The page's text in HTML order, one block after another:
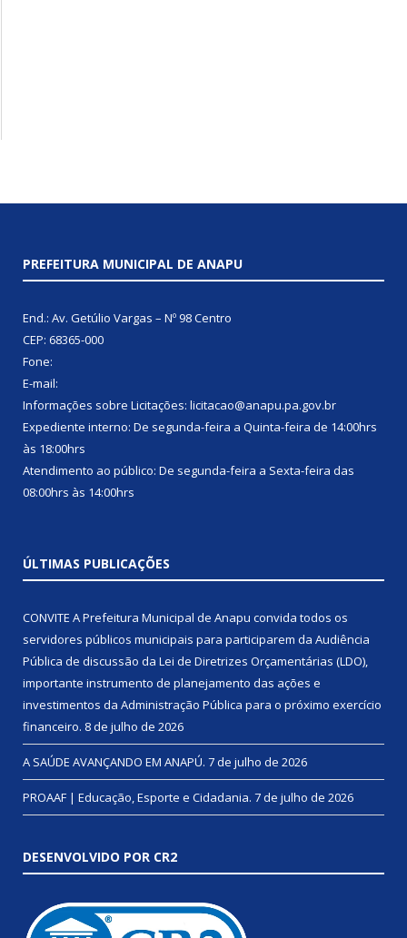
PREFEITURA MUNICIPAL DE ANAPU
End.: Av. Getúlio Vargas – Nº 98 Centro
CEP: 68365-000
Fone:
E-mail:
Informações sobre Licitações: licitacao@anapu.pa.gov.br
Expediente interno: De segunda-feira a Quinta-feira de 14:00hrs
às 18:00hrs
Atendimento ao público: De segunda-feira a Sexta-feira das
08:00hrs às 14:00hrs
ÚLTIMAS PUBLICAÇÕES
CONVITE A Prefeitura Municipal de Anapu convida todos os
servidores públicos municipais para participarem da Audiência
Pública de discussão da Lei de Diretrizes Orçamentárias (LDO),
importante instrumento de planejamento das ações e
investimentos da Administração Pública para o próximo exercício
financeiro. 8 de julho de 2026
A SAÚDE AVANÇANDO EM ANAPÚ. 7 de julho de 2026
PROAAF | Educação, Esporte e Cidadania. 7 de julho de 2026
DESENVOLVIDO POR CR2